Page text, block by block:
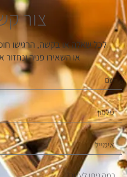
צור
לכל שאלה או בקשה, הרגישו
או השאירו פניה